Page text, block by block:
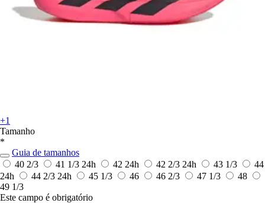
+1
Tamanho
*
Guia de tamanhos
40 2/3
41 1/3 24h 42 24h 42 2/3 24h 43 1/3
44
24h
44 2/3 24h 45 1/3 46 46 2/3 47 1/3
48
49 1/3
Este campo é obrigatório